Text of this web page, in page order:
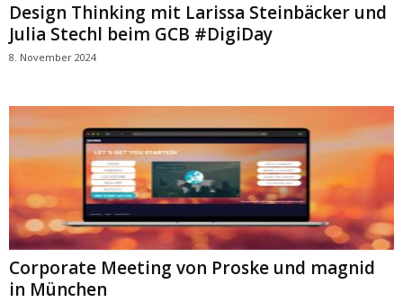
Design Thinking mit Larissa Steinbäcker und
Julia Stechl beim GCB #DigiDay
8. November 2024
Corporate Meeting von Proske und magnid
in München